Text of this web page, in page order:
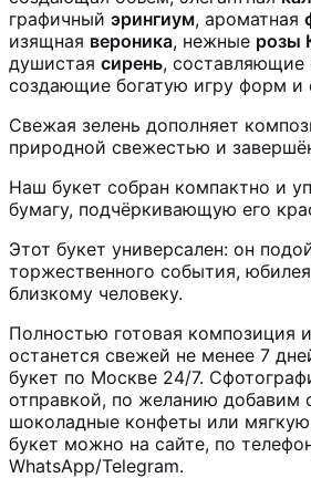
графичный эрингиум, ароматная
изящная вероника, нежные розы
душистая сирень, составляющие
создающие богатую игру форм и
Свежая зелень дополняет
природной свежестью и
Наш букет собран компактно и
бумагу, подчёркивающую его
Этот букет универсален: он
торжественного события,
близкому человеку.
Полностью готовая композиция
останется свежей не менее 7
букет по Москве 24/7.
отправкой, по желанию добавим
шоколадные конфеты или мягкую
букет можно на сайте, по
WhatsApp/Telegram.